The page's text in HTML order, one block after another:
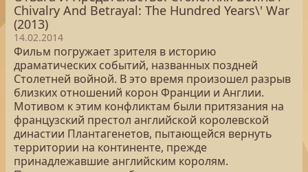
Chivalry And Betrayal: The Hundred Years\' War
(2013)
14.02.2014
Фильм погружает зрителя в историю
драматических событий, названных поздней
Столетней войной. В это время произошел разрыв
близких отношений корон Франции и Англии.
Мотивом к этим конфликтам были притязания на
французский престол английской королевской
династии Плантагенетов, пытающейся вернуть
территории на континенте, прежде
принадлежавшие английским королям.